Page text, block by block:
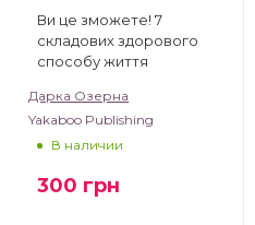
Ви це зможете! 7
складових здорового
способу життя
Дарка Озерна
Yakaboo Publishing
В наличии
300 грн